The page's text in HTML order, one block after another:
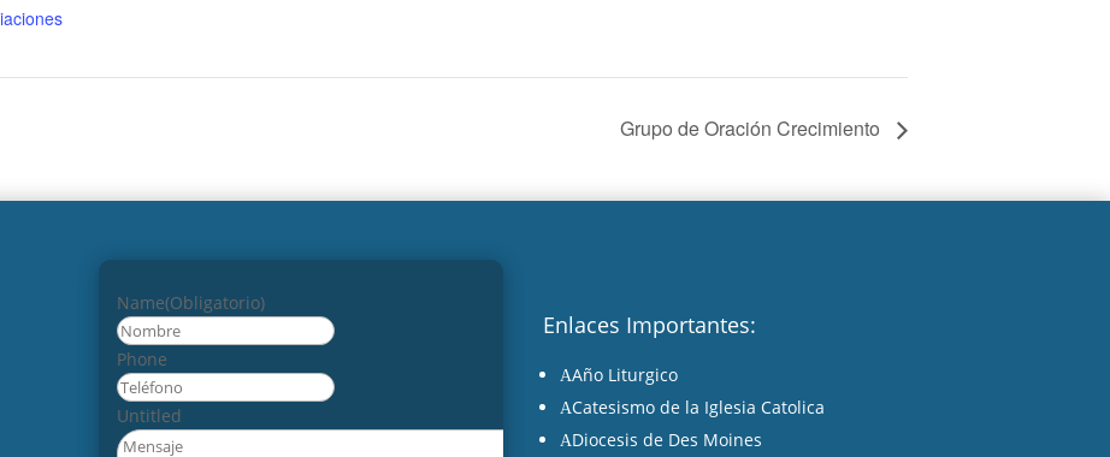
Grupo de Oración Crecimiento
Name(Obligatorio)
Nombre
Phone
Untitled
Enlaces Importantes:
AAño Liturgico
ACatesismo de la Iglesia Catolica
ADiocesis de Des Moines